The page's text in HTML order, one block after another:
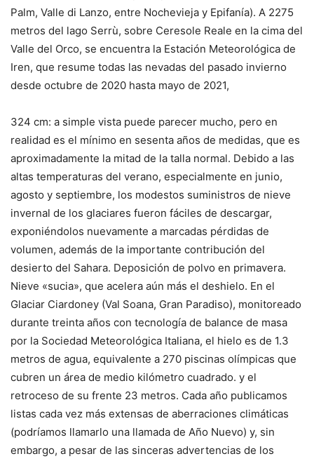
Palm, Valle di Lanzo, entre Nochevieja y Epifanía). A 2275
metros del lago Serrù, sobre Ceresole Reale en la cima del
Valle del Orco, se encuentra la Estación Meteorológica de
Iren, que resume todas las nevadas del pasado invierno
desde octubre de 2020 hasta mayo de 2021,
324 cm: a simple vista puede parecer mucho, pero en
realidad es el mínimo en sesenta años de medidas, que es
aproximadamente la mitad de la talla normal. Debido a las
altas temperaturas del verano, especialmente en junio,
agosto y septiembre, los modestos suministros de nieve
invernal de los glaciares fueron fáciles de descargar,
exponiéndolos nuevamente a marcadas pérdidas de
volumen, además de la importante contribución del
desierto del Sahara. Deposición de polvo en primavera.
Nieve «sucia», que acelera aún más el deshielo. En el
Glaciar Ciardoney (Val Soana, Gran Paradiso), monitoreado
durante treinta años con tecnología de balance de masa
por la Sociedad Meteorológica Italiana, el hielo es de 1.3
metros de agua, equivalente a 270 piscinas olímpicas que
cubren un área de medio kilómetro cuadrado. y el
retroceso de su frente 23 metros. Cada año publicamos
listas cada vez más extensas de aberraciones climáticas
(podríamos llamarlo una llamada de Año Nuevo) y, sin
embargo, a pesar de las sinceras advertencias de los